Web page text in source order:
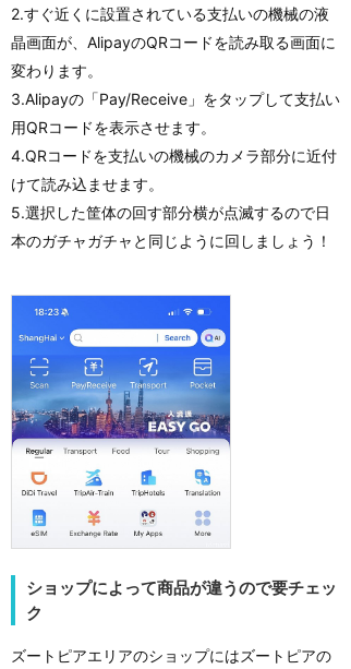
2.すぐ近くに設置されている支払いの機械の液
晶画面が、AlipayのQRコードを読み取る画面に
変わります。
3.Alipayの「Pay/Receive」をタップして支払い
用QRコードを表示させます。
4.QRコードを支払いの機械のカメラ部分に近付
けて読み込ませます。
5.選択した筐体の回す部分横が点滅するので日
本のガチャガチャと同じように回しましょう！
ショップによって商品が違うので要チェッ
ク
ズートピアエリアのショップにはズートピアの